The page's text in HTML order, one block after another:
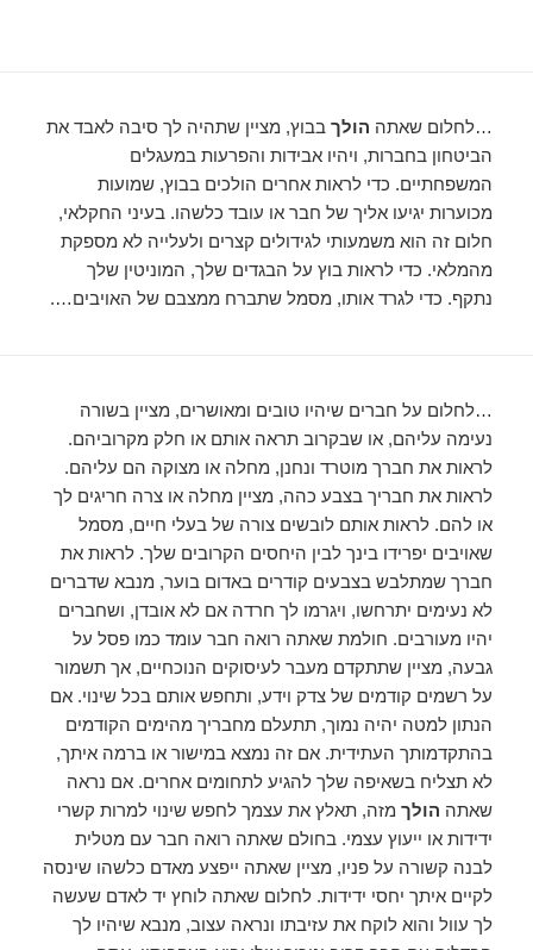
…לחלום שאתה הולך בבוץ, מציין שתהיה לך סיבה לאבד את
הביטחון בחברות, ויהיו אבידות והפרעות במעגלים
המשפחתיים. כדי לראות אחרים הולכים בבוץ, שמועות
מכוערות יגיעו אליך של חבר או עובד כלשהו. בעיני החקלאי,
חלום זה הוא משמעותי לגידולים קצרים ולעלייה לא מספקת
מהמלאי. כדי לראות בוץ על הבגדים שלך, המוניטין שלך
נתקף. כדי לגרד אותו, מסמל שתברח ממצבם של האויבים….
…לחלום על חברים שיהיו טובים ומאושרים, מציין בשורה
נעימה עליהם, או שבקרוב תראה אותם או חלק מקרוביהם.
לראות את חברך מוטרד ונחנן, מחלה או מצוקה הם עליהם.
לראות את חבריך בצבע כהה, מציין מחלה או צרה חריגים לך
או להם. לראות אותם לובשים צורה של בעלי חיים, מסמל
שאויבים יפרידו בינך לבין היחסים הקרובים שלך. לראות את
חברך שמתלבש בצבעים קודרים באדום בוער, מנבא שדברים
לא נעימים יתרחשו, ויגרמו לך חרדה אם לא אובדן, ושחברים
יהיו מעורבים. חולמת שאתה רואה חבר עומד כמו פסל על
גבעה, מציין שתתקדם מעבר לעיסוקים הנוכחיים, אך תשמור
על רשמים קודמים של צדק וידע, ותחפש אותם בכל שינוי. אם
הנתון למטה יהיה נמוך, תתעלם מחבריך מהימים הקודמים
בהתקדמותך העתידית. אם זה נמצא במישור או ברמה איתך,
לא תצליח בשאיפה שלך להגיע לתחומים אחרים. אם נראה
שאתה הולך מזה, תאלץ את עצמך לחפש שינוי למרות קשרי
ידידות או ייעוץ עצמי. בחולם שאתה רואה חבר עם מטלית
לבנה קשורה על פניו, מציין שאתה ייפצע מאדם כלשהו שינסה
לקיים איתך יחסי ידידות. לחלום שאתה לוחץ יד לאדם שעשה
לך עוול והוא לוקח את עזיבתו ונראה עצוב, מנבא שיהיו לך